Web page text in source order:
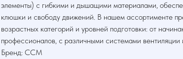
элементы) с гибкими и дышащими материалами,
клюшки и свободу движений. В нашем ассортименте
возрастных категорий и уровней подготовки: от
профессионалов, с различными системами
Бренд: CCM